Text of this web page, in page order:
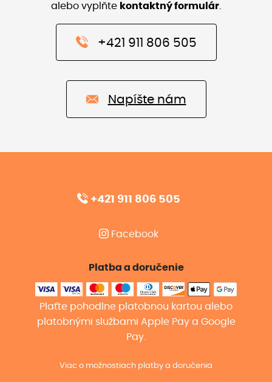
alebo vyplňte kontaktný formulár
+421 911 806 505
Napíšte nám
+421 911 806 505
Facebook
Platba a doručenie
Plaťte pohodlne platobnou kartou alebo
platobnými službami Apple Pay a Google
Pay.
Viac o možnostiach platby a doručenia